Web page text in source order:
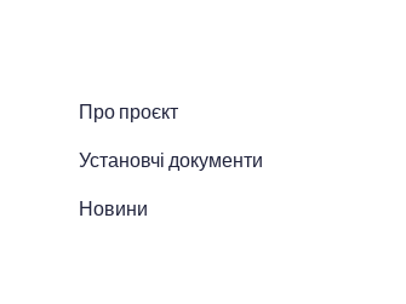
Про проєкт
Установчі документи
Новини